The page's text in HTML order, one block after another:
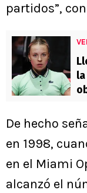
partidos”,
De hecho
en 1998,
en el Miami
alcanzó el